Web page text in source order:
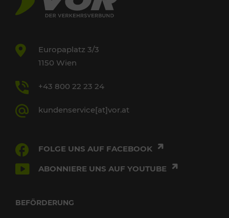
Europaplatz 3/3
1150 Wien
+43 800 22 23 24
kundenservice[at]vor.at
FOLGE UNS AUF FACEBOOK
ABONNIERE UNS AUF YOUTUBE
BEFÖRDERUNG